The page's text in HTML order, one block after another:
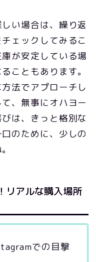
い場合は、繰り返
ェックしてみるこ
が安定している場
こともあります。
法でアプローチし
、無事にオハヨー
は、きっと格別な
のために、少しの
リアルな購入場所
での目撃